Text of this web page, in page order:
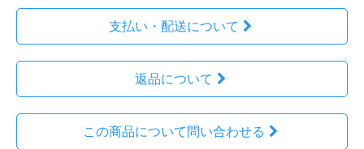
支払い・配送について
返品について
この商品について問い合わせる